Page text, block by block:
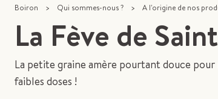
Boiron > Qui sommes-nous ? > A l'origine de nos
La Fève de
La petite graine amère pourtant douce pour
faibles doses !